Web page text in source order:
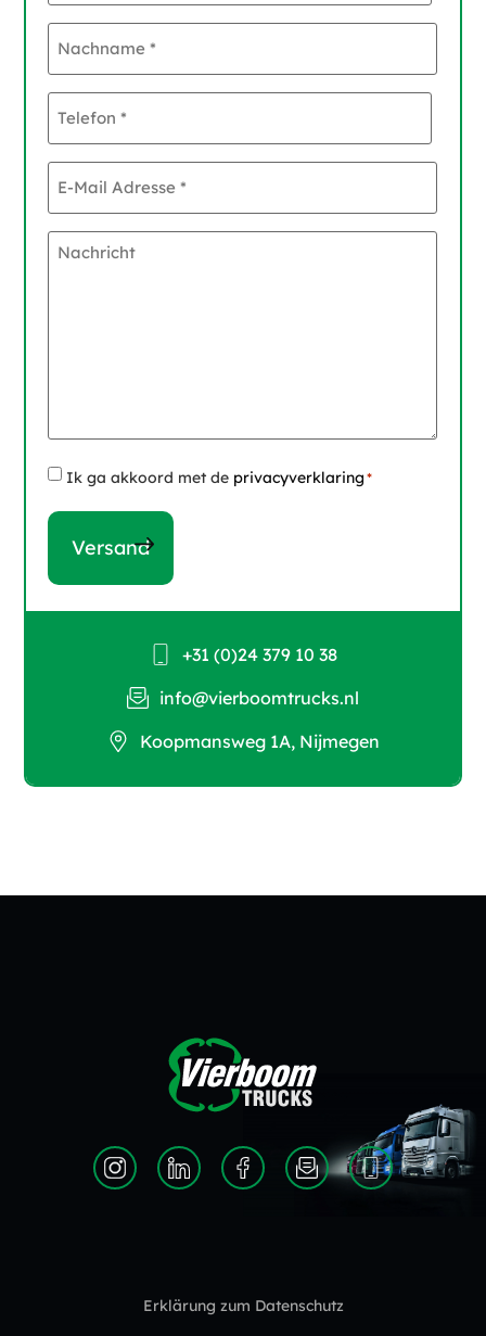
Nachname
Telefon
E-
Mail
Nachricht
Instemming
Ik ga akkoord met de privacyverklaring*
+31 (0)24 379 10 38
info@vierboomtrucks.nl
Koopmansweg 1A, Nijmegen
Erklärung zum Datenschutz